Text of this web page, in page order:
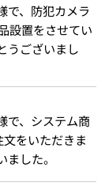
で、防犯カメラ
設置をさせてい
うございまし
で、システム商
をいただきま
した。